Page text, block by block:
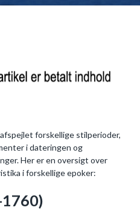
forskellige stilperioder,
i dateringen og
Her er en oversigt over
i forskellige epoker: